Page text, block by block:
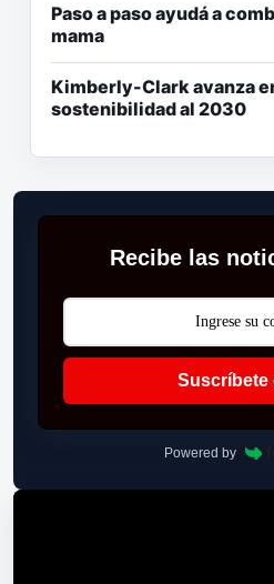
Paso a paso ayudá a
mama
Kimberly-Clark avanza
sostenibilidad al 2030
Recibe las
Suscríbete
Powered by